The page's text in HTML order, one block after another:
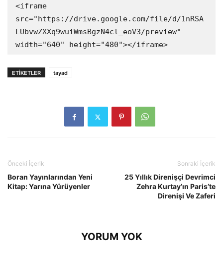
<iframe
src="https://drive.google.com/file/d/1nRSA
LUbvwZXXq9wuiWmsBgzN4cl_eoV3/preview"
width="640" height="480"></iframe>
ETIKETLER tayad
Önceki İçerik
Boran Yayınlarından Yeni
Kitap: Yarına Yürüyenler
Sonraki İçerik
25 Yıllık Direnişçi Devrimci
Zehra Kurtay’ın Paris’te
Direnişi Ve Zaferi
YORUM YOK